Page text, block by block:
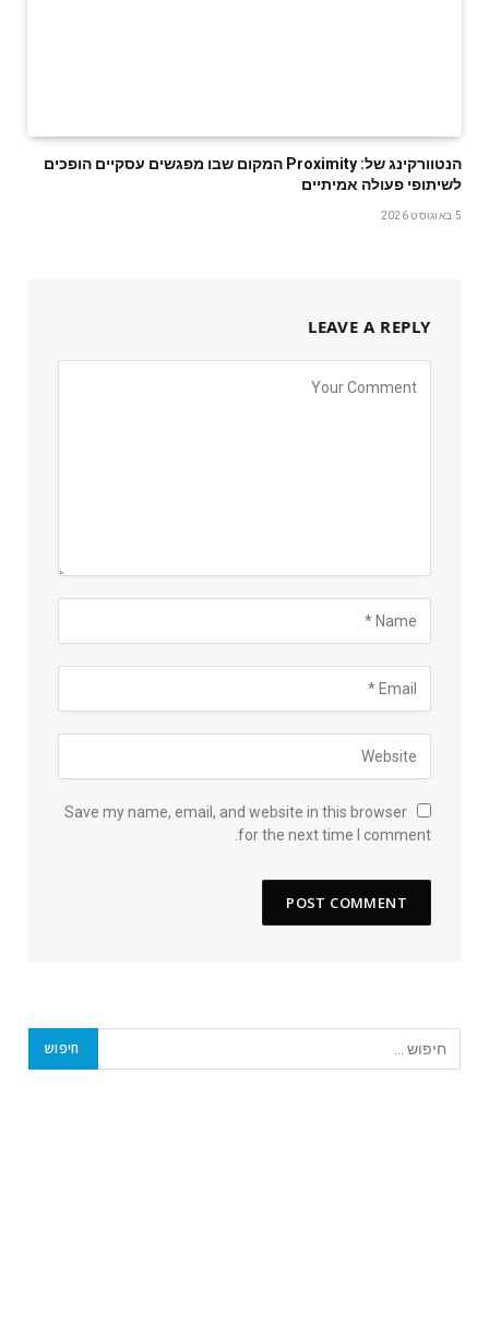
‬לשיתופי‭ ‬פעולה‭ ‬אמיתיים
5 באוגוסט 2026
LEAVE A REPLY
Save my name, email, and website in this browser
for the next time I comment.